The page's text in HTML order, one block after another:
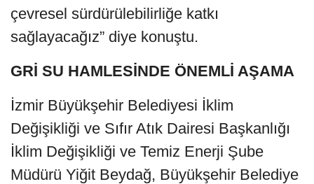
çevresel sürdürülebilirliğe katkı
sağlayacağız” diye konuştu.
GRİ SU HAMLESİNDE ÖNEMLİ AŞAMA
İzmir Büyükşehir Belediyesi İklim
Değişikliği ve Sıfır Atık Dairesi Başkanlığı
İklim Değişikliği ve Temiz Enerji Şube
Müdürü Yiğit Beydağ, Büyükşehir Belediye